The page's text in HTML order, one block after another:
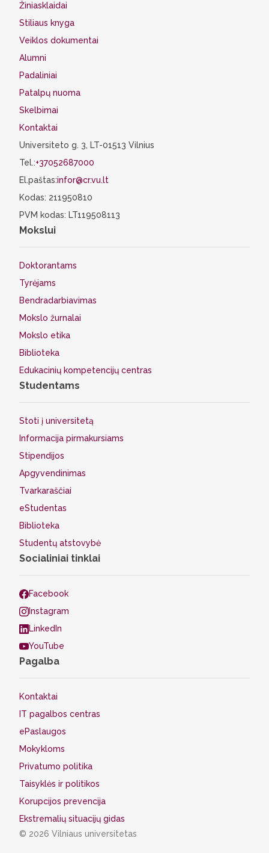
Žiniasklaidai
Stiliaus knyga
Veiklos dokumentai
Alumni
Padaliniai
Patalpų nuoma
Skelbimai
Kontaktai
Universiteto g. 3, LT-01513 Vilnius
Tel.:+37052687000
El.paštas:infor@cr.vu.lt
Kodas: 211950810
PVM kodas: LT119508113
Mokslui
Doktorantams
Tyrėjams
Bendradarbiavimas
Mokslo žurnalai
Mokslo etika
Biblioteka
Edukacinių kompetencijų centras
Studentams
Stoti į universitetą
Informacija pirmakursiams
Stipendijos
Apgyvendinimas
Tvarkaraščiai
eStudentas
Biblioteka
Studentų atstovybė
Socialiniai tinklai
Facebook
Instagram
LinkedIn
YouTube
Pagalba
Kontaktai
IT pagalbos centras
ePaslaugos
Mokykloms
Privatumo politika
Taisyklės ir politikos
Korupcijos prevencija
Ekstremalių situacijų gidas
© 2026 Vilniaus universitetas